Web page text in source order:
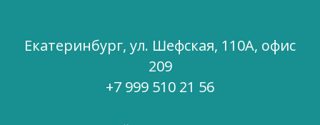
Екатеринбург, ул. Шефская, 110А, офис
209
+7 999 510 21 56